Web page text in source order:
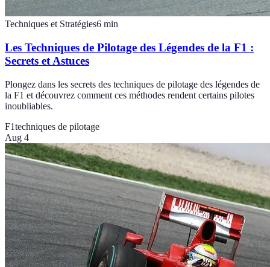
Techniques et Stratégies6 min
Les Techniques de Pilotage des Légendes de la F1 :
Secrets et Astuces
Plongez dans les secrets des techniques de pilotage des légendes de
la F1 et découvrez comment ces méthodes rendent certains pilotes
inoubliables.
F1techniques de pilotage
Aug 4